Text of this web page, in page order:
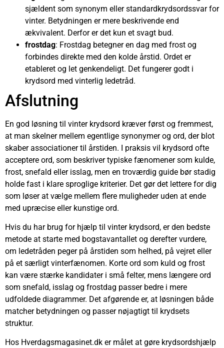
sjældent som synonym eller standardkrydsordssvar for
vinter. Betydningen er mere beskrivende end
ækvivalent. Derfor er det kun et svagt bud.
frostdag: Frostdag betegner en dag med frost og
forbindes direkte med den kolde årstid. Ordet er
etableret og let genkendeligt. Det fungerer godt i
krydsord med vinterlig ledetråd.
Afslutning
En god løsning til vinter krydsord kræver først og fremmest,
at man skelner mellem egentlige synonymer og ord, der blot
skaber associationer til årstiden. I praksis vil krydsord ofte
acceptere ord, som beskriver typiske fænomener som kulde,
frost, snefald eller isslag, men en troværdig guide bør stadig
holde fast i klare sproglige kriterier. Det gør det lettere for dig
som løser at vælge mellem flere muligheder uden at ende
med upræcise eller kunstige ord.
Hvis du har brug for hjælp til vinter krydsord, er den bedste
metode at starte med bogstavantallet og derefter vurdere,
om ledetråden peger på årstiden som helhed, på vejret eller
på et særligt vinterfænomen. Korte ord som kuld og frost
kan være stærke kandidater i små felter, mens længere ord
som snefald, isslag og frostdag passer bedre i mere
udfoldede diagrammer. Det afgørende er, at løsningen både
matcher betydningen og passer nøjagtigt til krydsets
struktur.
Hos Hverdagsmagasinet.dk er målet at gøre krydsordshjælp